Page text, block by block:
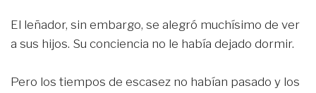
El leñador, sin embargo, se alegró muchísimo de ver
a sus hijos. Su conciencia no le había dejado dormir.
Pero los tiempos de escasez no habían pasado y los